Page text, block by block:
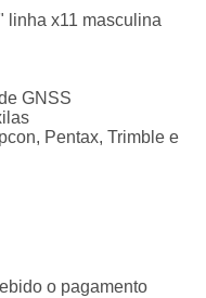
linha x11 masculina
GNSS
Pentax, Trimble e
o pagamento